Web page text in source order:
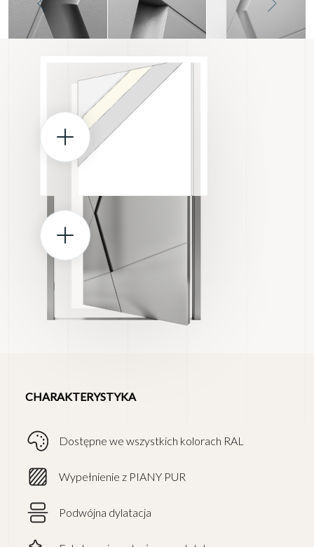
CHARAKTERYSTYKA
Dostępne we wszystkich kolorach RAL
Wypełnienie z PIANY PUR
Podwójna dylatacja